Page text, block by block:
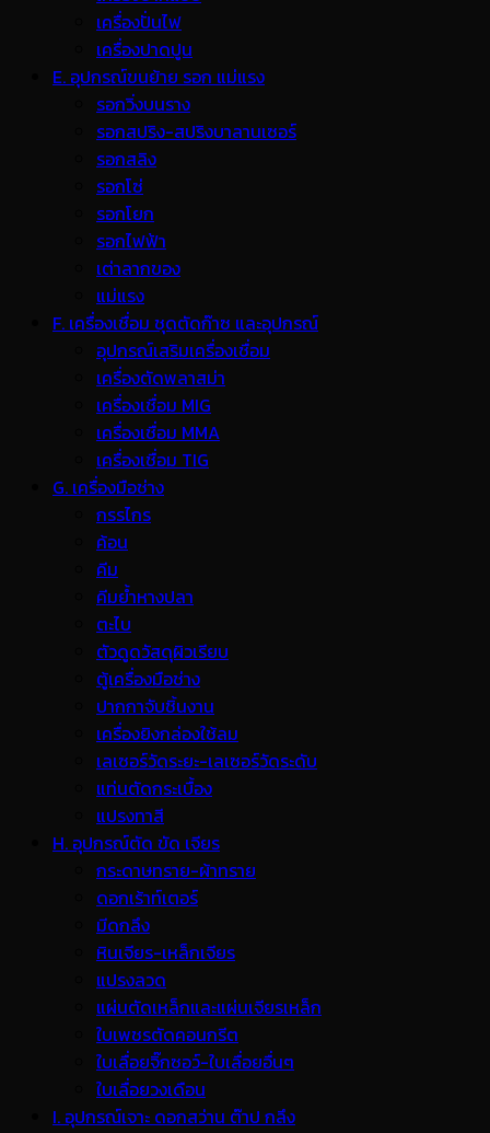
เครื่องปั่นไฟ
เครื่องปาดปูน
E. อุปกรณ์ขนย้าย รอก แม่แรง
รอกวิ่งบนราง
รอกสปริง-สปริงบาลานเซอร์
รอกสลิง
รอกโซ่
รอกโยก
รอกไฟฟ้า
เต่าลากของ
แม่แรง
F. เครื่องเชื่อม ชุดตัดก๊าซ และอุปกรณ์
อุปกรณ์เสริมเครื่องเชื่อม
เครื่องตัดพลาสม่า
เครื่องเชื่อม MIG
เครื่องเชื่อม MMA
เครื่องเชื่อม TIG
G. เครื่องมือช่าง
กรรไกร
ค้อน
คีม
คีมย้ำหางปลา
ตะไบ
ตัวดูดวัสดุผิวเรียบ
ตู้เครื่องมือช่าง
ปากกาจับชิ้นงาน
เครื่องยิงกล่องใช้ลม
เลเซอร์วัดระยะ-เลเซอร์วัดระดับ
แท่นตัดกระเบื้อง
แปรงทาสี
H. อุปกรณ์ตัด ขัด เจียร
กระดาษทราย-ผ้าทราย
ดอกเร้าท์เตอร์
มีดกลึง
หินเจียร-เหล็กเจียร
แปรงลวด
แผ่นตัดเหล็กและแผ่นเจียรเหล็ก
ใบเพชรตัดคอนกรีต
ใบเลื่อยจิ๊กซอว์-ใบเลื่อยอื่นๆ
ใบเลื่อยวงเดือน
I. อุปกรณ์เจาะ ดอกสว่าน ต๊าป กลึง